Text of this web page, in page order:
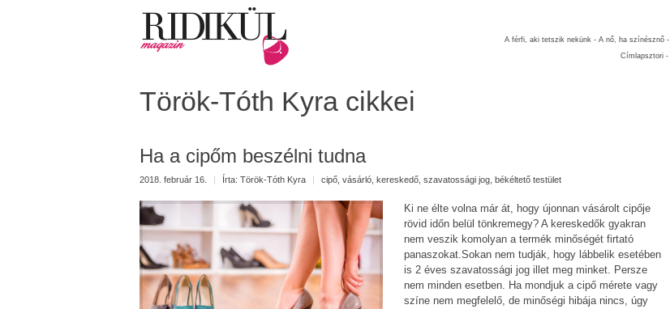
A férfi, aki tetszik nekünk - A nő, ha színésznő -
Címlapsztori -
Török-Tóth Kyra cikkei
Ha a cipőm beszélni tudna
2018. február 16. | Írta: Török-Tóth Kyra | cipő vásárló kereskedő szavatossági jog békéltető testület
Ki ne élte volna már át, hogy újonnan vásárolt cipője
rövid időn belül tönkremegy? A kereskedők gyakran
nem veszik komolyan a termék minőségét firtató
panaszokat.Sokan nem tudják, hogy lábbelik esetében
is 2 éves szavatossági jog illet meg minket. Persze
nem minden esetben. Ha mondjuk a cipő mérete vagy
színe nem megfelelő, de minőségi hibája nincs, úgy